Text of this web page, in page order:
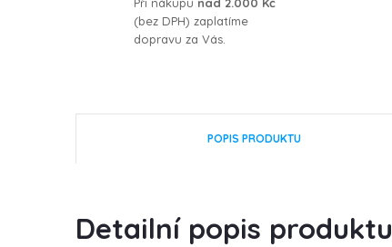
(bez DPH) zaplatíme
dopravu za Vás.
POPIS PRODUKTU
Detailní popis produktu